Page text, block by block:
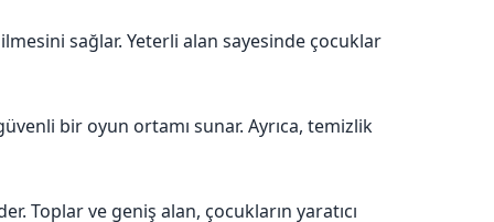
sağlar. Yeterli alan sayesinde çocuklar
bir oyun ortamı sunar. Ayrıca, temizlik
Toplar ve geniş alan, çocukların yaratıcı